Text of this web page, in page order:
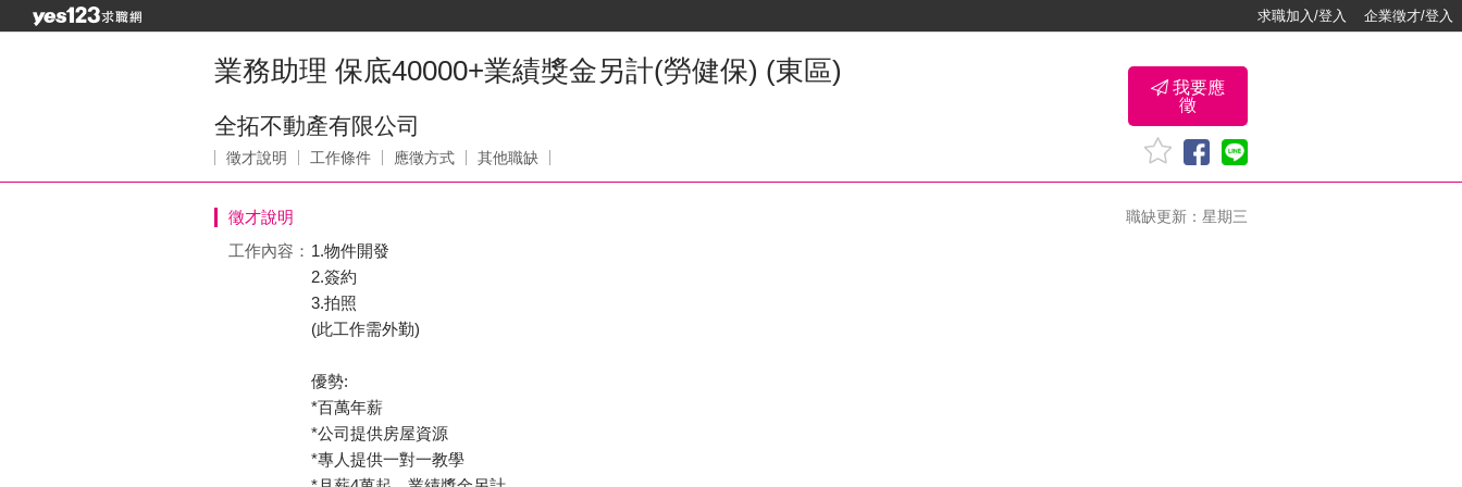
求職加入/登入 企業徵才/登入
業務助理 保底40000+業績獎金另計(勞健保) (東區)
全拓不動產有限公司
徵才說明 工作條件 應徵方式 其他職缺
我要應
徵
徵才說明 職缺更新：星期三
工作內容： 1.物件開發
2.簽約
3.拍照
(此工作需外勤)
優勢:
*百萬年薪
*公司提供房屋資源
*專人提供一對一教學